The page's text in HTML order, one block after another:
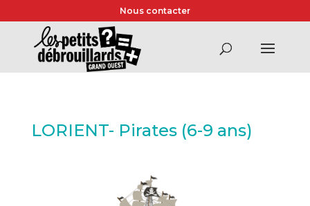
Nous contacter
LORIENT- Pirates (6-9 ans)